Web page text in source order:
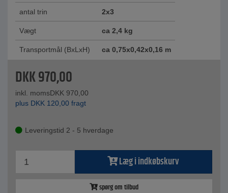
antal trin 2x3
Vægt ca 2,4 kg
Transportmål (BxLxH) ca 0,75x0,42x0,16 m
DKK970,00
inkl. momsDKK 970,00
plus DKK 120,00 fragt
Leveringstid 2 - 5 hverdage
Læg i indkøbskurv
spørg om tilbud